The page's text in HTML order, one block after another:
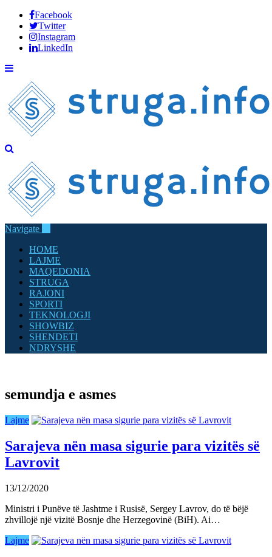
Facebook
Twitter
Instagram
LinkedIn
Navigate
HOME
LAJME
MAQEDONIA
STRUGA
RAJONI
SPORTI
TEKNOLOGJI
SHOWBIZ
SHENDETI
NDRYSHE
semundja e asmes
Lajme
Sarajeva nën masa sigurie para vizitës së
Lavrovit
13/12/2020
Ministri i Punëve të Jashtme i Rusisë, Sergey Lavrov, do të bëjë
zhvillojë një vizitë Bosnje dhe Herzegovinë (BiH). Ai…
Lajme